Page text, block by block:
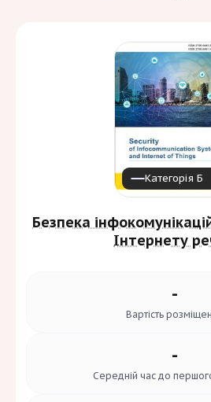
Категорія Б
Безпека
Інтернету
-
Вартість
-
Середній час до